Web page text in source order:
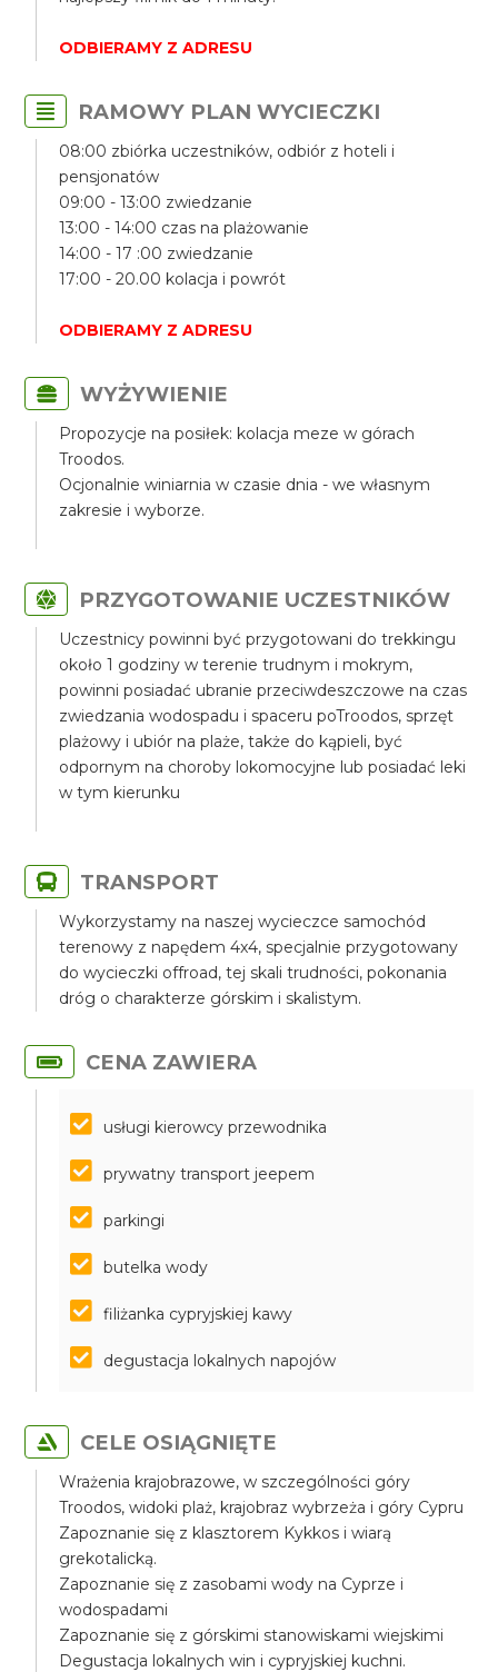
ODBIERAMY Z ADRESU
RAMOWY PLAN WYCIECZKI
08:00 zbiórka uczestników, odbiór z hoteli i
pensjonatów
09:00 - 13:00 zwiedzanie
13:00 - 14:00 czas na plażowanie
14:00 - 17 :00 zwiedzanie
17:00 - 20.00 kolacja i powrót
ODBIERAMY Z ADRESU
WYŻYWIENIE
Propozycje na posiłek: kolacja meze w górach
Troodos.
Ocjonalnie winiarnia w czasie dnia - we własnym
zakresie i wyborze.
PRZYGOTOWANIE UCZESTNIKÓW
Uczestnicy powinni być przygotowani do trekkingu
około 1 godziny w terenie trudnym i mokrym,
powinni posiadać ubranie przeciwdeszczowe na czas
zwiedzania wodospadu i spaceru poTroodos, sprzęt
plażowy i ubiór na plaże, także do kąpieli, być
odpornym na choroby lokomocyjne lub posiadać leki
w tym kierunku
TRANSPORT
Wykorzystamy na naszej wycieczce samochód
terenowy z napędem 4x4, specjalnie przygotowany
do wycieczki offroad, tej skali trudności, pokonania
dróg o charakterze górskim i skalistym.
CENA ZAWIERA
usługi kierowcy przewodnika
prywatny transport jeepem
parkingi
butelka wody
filiżanka cypryjskiej kawy
degustacja lokalnych napojów
CELE OSIĄGNIĘTE
Wrażenia krajobrazowe, w szczególności góry
Troodos, widoki plaż, krajobraz wybrzeża i góry Cypru
Zapoznanie się z klasztorem Kykkos i wiarą
grekotalicką.
Zapoznanie się z zasobami wody na Cyprze i
wodospadami
Zapoznanie się z górskimi stanowiskami wiejskimi
Degustacja lokalnych win i cypryjskiej kuchni.